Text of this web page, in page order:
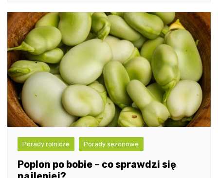
Porady rolnicze Porady sezonowe
Poplon po bobie – co sprawdzi się